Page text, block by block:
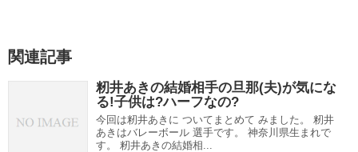
関連記事
籾井あきの結婚相手の旦那(夫)が気にな
る!子供は?ハーフなの?
今回は籾井あきに ついてまとめて みました。 籾井
あきはバレーボール 選手です。 神奈川県生まれで
す。 籾井あきの結婚相...